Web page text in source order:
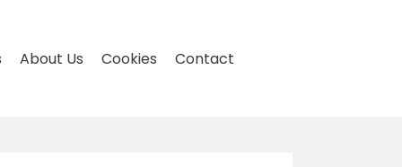
About Us Cookies Contact